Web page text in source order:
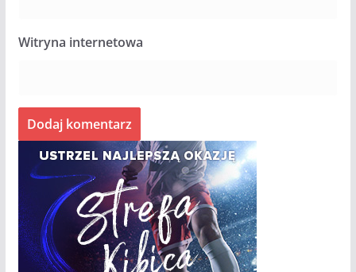
Witryna internetowa